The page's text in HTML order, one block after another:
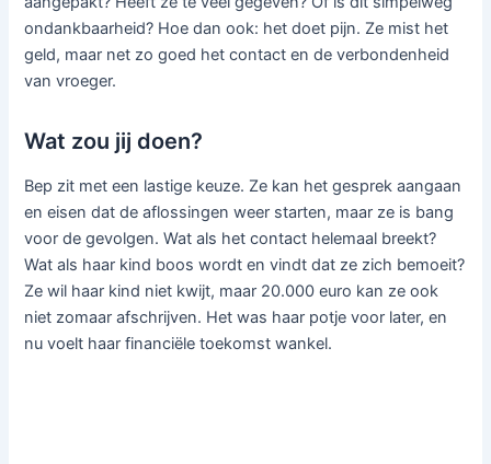
ondankbaarheid? Hoe dan ook: het doet pijn. Ze mist het
geld, maar net zo goed het contact en de verbondenheid
van vroeger.
Wat zou jij doen?
Bep zit met een lastige keuze. Ze kan het gesprek aangaan
en eisen dat de aflossingen weer starten, maar ze is bang
voor de gevolgen. Wat als het contact helemaal breekt?
Wat als haar kind boos wordt en vindt dat ze zich bemoeit?
Ze wil haar kind niet kwijt, maar 20.000 euro kan ze ook
niet zomaar afschrijven. Het was haar potje voor later, en
nu voelt haar financiële toekomst wankel.